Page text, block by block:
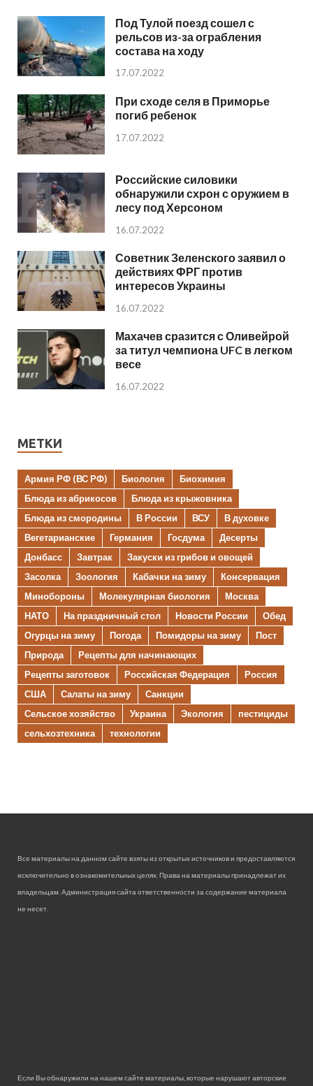
Под Тулой поезд сошел с
рельсов из-за ограбления
состава на ходу
17.07.2022
При сходе селя в Приморье
погиб ребенок
17.07.2022
Российские силовики
обнаружили схрон с оружием в
лесу под Херсоном
16.07.2022
Советник Зеленского заявил о
действиях ФРГ против
интересов Украины
16.07.2022
Махачев сразится с Оливейрой
за титул чемпиона UFC в легком
весе
16.07.2022
МЕТКИ
Армия РФ (ВС РФ) Биология
Биохимия
Блюда из абрикосов
Блюда из крыжовника
Блюда из смородины
В России ВСУ
В духовке
Вегетарианские
Германия Госдума
Десерты
Донбасс
Завтрак
Закуски из грибов и овощей
Засолка
Зоология Кабачки на зиму
Консервация
Минобороны
Молекулярная биология
Москва
НАТО
На праздничный стол Новости России
Обед
Огурцы на зиму
Погода Помидоры на зиму
Пост
Природа
Рецепты для начинающих
Рецепты заготовок
Российская Федерация
Россия
США
Салаты на зиму
Санкции
Сельское хозяйство
Украина Экология
пестициды
сельхозтехника
технологии
Все материалы на данном сайте взяты из открытых источников и предоставляются
исключительно в ознакомительных целях. Права на материалы принадлежат их
владельцам. Администрация сайта ответственности за содержание материала
не несет.
Если Вы обнаружили на нашем сайте материалы, которые нарушают авторские